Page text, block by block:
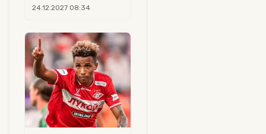
24.12.2027 08:34